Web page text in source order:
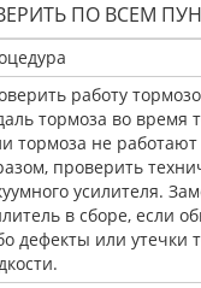
ПО ВСЕМ
работу
тормоза во время
тормоза не
проверить
усилителя.
в сборе, если
дефекты или утечки